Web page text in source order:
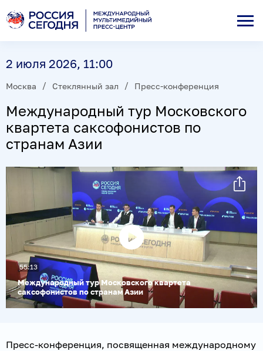
2 июля 2026, 11:00
Москва Стеклянный зал Пресс-конференция
Международный тур Московского
квартета саксофонистов по
странам Азии
Воспроизвести
видео
Международный тур Московского квартета
саксофонистов по странам Азии
55:13
Пресс-конференция, посвященная международному